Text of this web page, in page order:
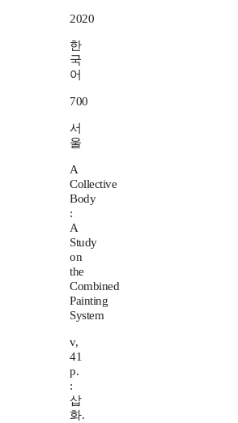
2020
한
국
어
700
서
울
A
Collective
Body
:
A
Study
on
the
Combined
Painting
System
v,
41
p.
:
삽
화.